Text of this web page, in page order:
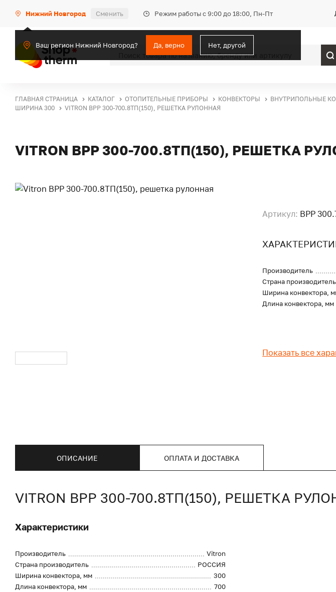
Нижний Новгород Сменить Режим работы с 9:00 до 18:00, Пн-Пт
Ваш регион Нижний Новгород? Да, верно Нет, другой
ГЛАВНАЯ СТРАНИЦА КАТАЛОГ ОТОПИТЕЛЬНЫЕ ПРИБОРЫ КОНВЕКТОРЫ ВНУТРИПОЛЬНЫЕ
ШИРИНА 300
VITRON ВРР 300-700.8ТП(150), РЕШЕТКА РУЛОННАЯ
VITRON ВРР 300-700.8ТП(150), РЕШЕТКА
Артикул: ВРР
Производитель
Страна производитель
Ширина конвектора,
Длина конвектора, мм
Показать все
ОПИСАНИЕ ОПЛАТА И ДОСТАВКА
VITRON ВРР 300-700.8ТП(150), РЕШЕТКА
Характеристики
Производитель
Vitron
Страна производитель
РОССИЯ
Ширина конвектора, мм
300
Длина конвектора, мм
700